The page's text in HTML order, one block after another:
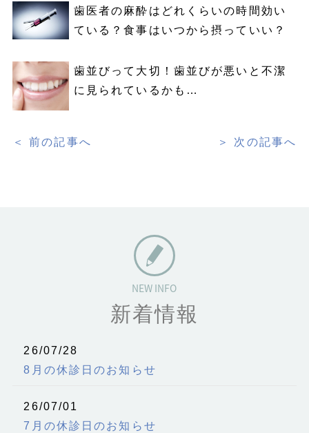
歯医者の麻酔はどれくらいの時間効い
ている？食事はいつから摂っていい？
歯並びって大切！歯並びが悪いと不潔
に見られているかも…
＜ 前の記事へ ＞ 次の記事へ
新着情報
26/07/28
8月の休診日のお知らせ
26/07/01
7月の休診日のお知らせ